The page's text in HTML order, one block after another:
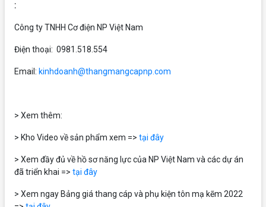
:
Công ty TNHH Cơ điện NP Việt Nam
Điện thoại: 0981.518.554
Email: kinhdoanh@thangmangcapnp.com
> Xem thêm:
> Kho Video về sản phẩm xem => tại đây
> Xem đầy đủ về hồ sơ năng lực của NP Việt Nam và các dự án
đã triển khai => tại đây
> Xem ngay Bảng giá thang cáp và phụ kiện tôn mạ kẽm 2022